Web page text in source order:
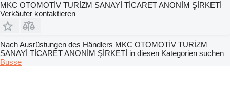
MKC OTOMOTİV TURİZM SANAYİ TİCARET ANONİM ŞİRKETİ
Verkäufer kontaktieren
Nach Ausrüstungen des Händlers MKC OTOMOTİV TURİZM
SANAYİ TİCARET ANONİM ŞİRKETİ in diesen Kategorien suchen
Busse